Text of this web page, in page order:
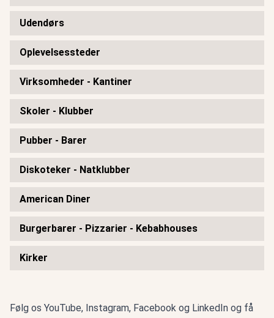
Udendørs
Oplevelsessteder
Virksomheder - Kantiner
Skoler - Klubber
Pubber - Barer
Diskoteker - Natklubber
American Diner
Burgerbarer - Pizzarier - Kebabhouses
Kirker
Følg os YouTube, Instagram, Facebook og LinkedIn og få